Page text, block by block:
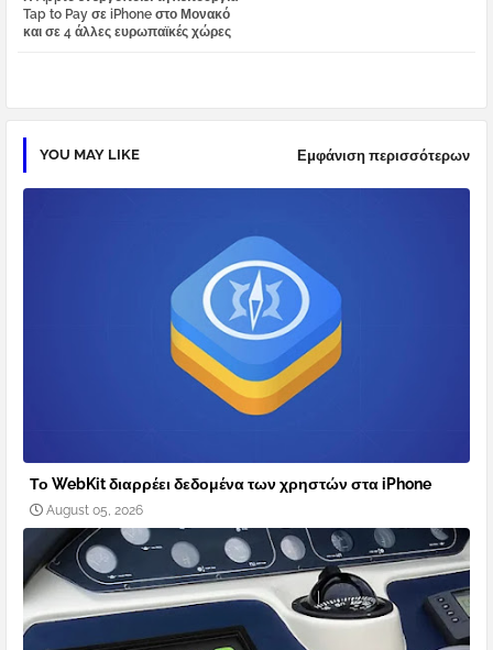
Tap to Pay σε iPhone στο Μονακό
και σε 4 άλλες ευρωπαϊκές χώρες
YOU MAY LIKE Εμφάνιση περισσότερων
Το WebKit διαρρέει δεδομένα των χρηστών στα iPhone
August 05, 2026